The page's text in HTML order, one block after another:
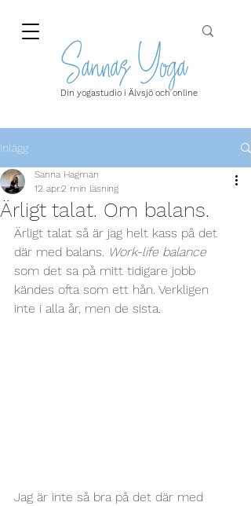
Din yogastudio i Älvsjö och online
Inlägg
Ärligt talat. Om balans.
Sanna Hagman
12 apr.2 min läsning
Ärligt talat så är jag helt kass på det
där med balans. Work-life balance
som det sa på mitt tidigare jobb
kändes ofta som ett hån. Verkligen
inte i alla år, men de sista.
Jag är inte så bra på det där med